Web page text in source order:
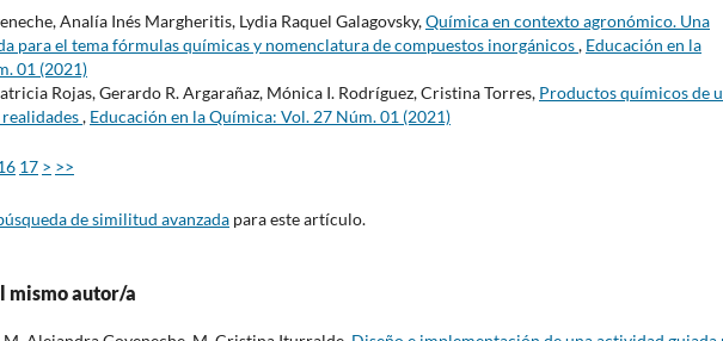
Analía Inés Margheritis, Lydia Raquel Galagovsky,Química en contexto agronómico. Una
para el tema fórmulas químicas y nomenclatura de compuestos inorgánicos, Educación en la
01 (2021)
Rojas, Gerardo R. Argarañaz, Mónica I. Rodríguez, Cristina Torres, Productos químicos de
, Educación en la Química: Vol. 27 Núm. 01 (2021)
17 > >>
de similitud avanzada para este artículo.
mismo autor/a